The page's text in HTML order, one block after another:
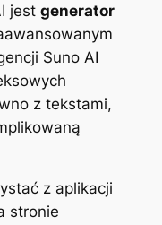
jest generator
Suno AI
z tekstami,
z aplikacji
stronie